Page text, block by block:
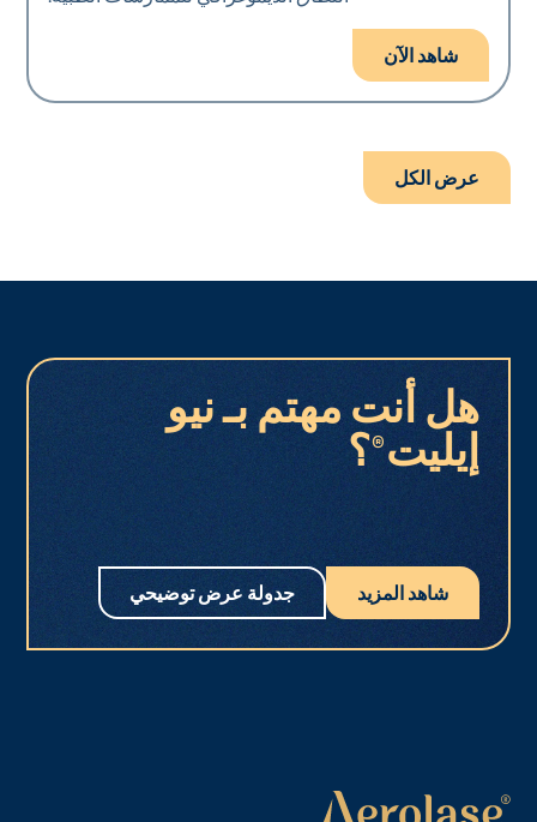
شاهد الآن
عرض الكل
هل أنت مهتم بـ نيو
إيليت®؟
شاهد المزيد جدولة عرض توضيحي